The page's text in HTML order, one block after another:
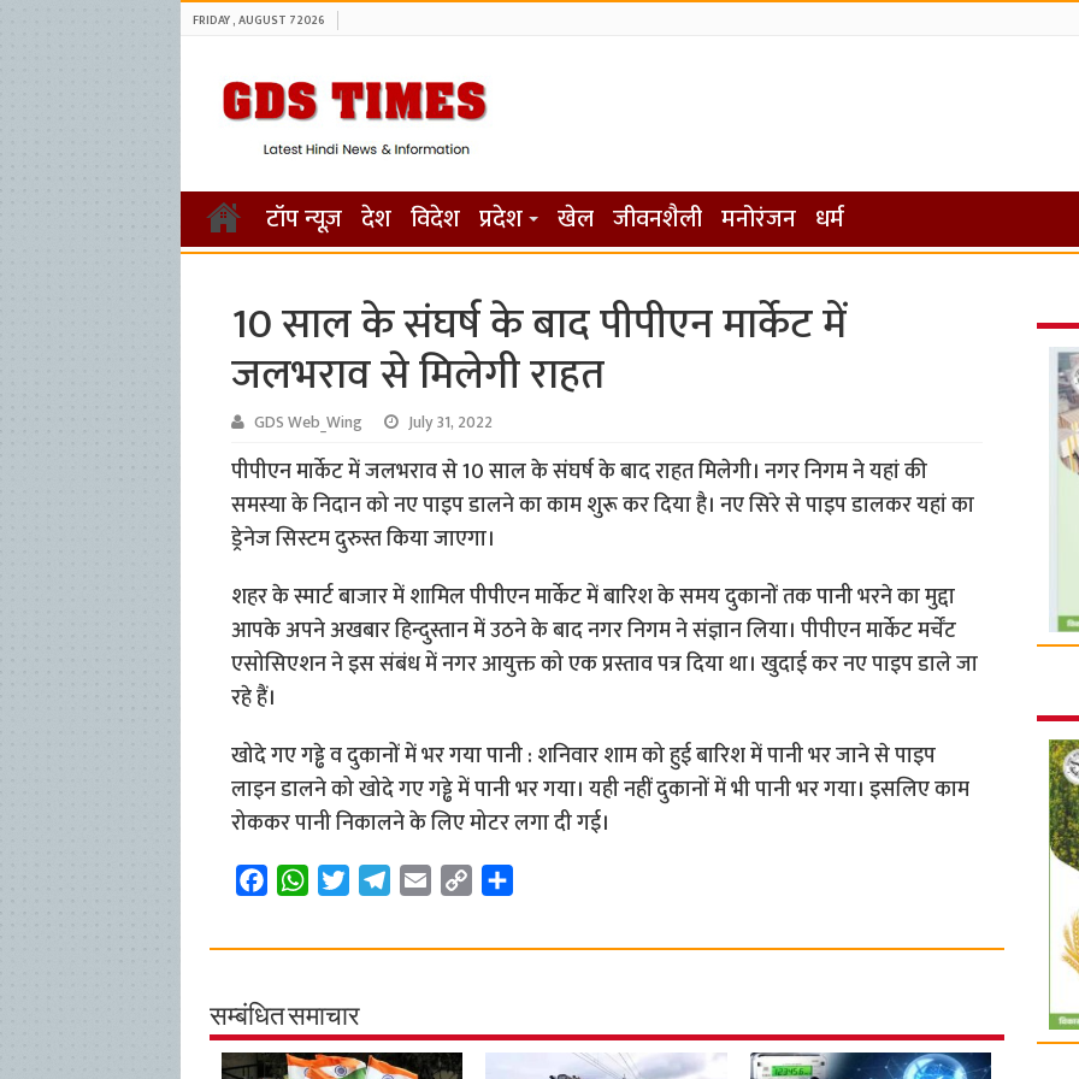
FRIDAY , AUGUST 7 2026
टॉप न्यूज़ देश विदेश प्रदेश खेल जीवनशैली मनोरंजन धर्म
10 साल के संघर्ष के बाद पीपीएन मार्केट में
जलभराव से मिलेगी राहत
GDS Web_Wing July 31, 2022
पीपीएन मार्केट में जलभराव से 10 साल के संघर्ष के बाद राहत मिलेगी। नगर निगम ने यहां की
समस्या के निदान को नए पाइप डालने का काम शुरू कर दिया है। नए सिरे से पाइप डालकर यहां का
ड्रेनेज सिस्टम दुरुस्त किया जाएगा।
शहर के स्मार्ट बाजार में शामिल पीपीएन मार्केट में बारिश के समय दुकानों तक पानी भरने का मुद्दा
आपके अपने अखबार हिन्दुस्तान में उठने के बाद नगर निगम ने संज्ञान लिया। पीपीएन मार्केट मर्चेंट
एसोसिएशन ने इस संबंध में नगर आयुक्त को एक प्रस्ताव पत्र दिया था। खुदाई कर नए पाइप डाले जा
रहे हैं।
खोदे गए गड्ढे व दुकानों में भर गया पानी : शनिवार शाम को हुई बारिश में पानी भर जाने से पाइप
लाइन डालने को खोदे गए गड्ढे में पानी भर गया। यही नहीं दुकानों में भी पानी भर गया। इसलिए काम
रोककर पानी निकालने के लिए मोटर लगा दी गई।
c
b
o
o
W
a
s
A
p
i
t
e
r
l
r
a
a
p
i
a
सम्बंधित समाचार